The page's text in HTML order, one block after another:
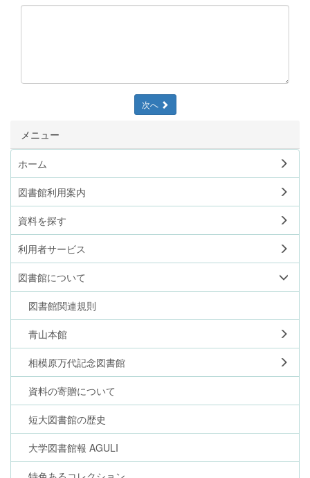
次へ
メニュー
ホーム
図書館利用案内
資料を探す
利用者サービス
図書館について
図書館関連規則
青山本館
相模原万代記念図書館
資料の寄贈について
短大図書館の歴史
大学図書館報 AGULI